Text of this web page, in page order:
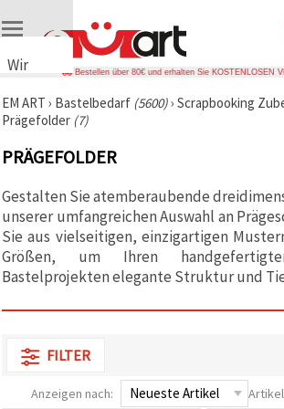
Wir
Cookies
🍪 Wir
Cookies
ähnliche
Technologien,
um das
ordnungsgemäße
Funktionieren
der Website
sicherzustellen,
und, mit
Ihrer
Bestellen über 80€ und erhalten Sie KOSTENLOSEN
EM ART › Bastelbedarf (5600)› Scrapbooking
Prägefolder (7)
PRÄGEFOLDER
Gestalten Sie atemberaubende
unserer umfangreichen Auswahl an
Sie aus vielseitigen, einzigartigen
Größen, um Ihren
Bastelprojekten elegante Struktur und
FILTER
Anzeigen nach: